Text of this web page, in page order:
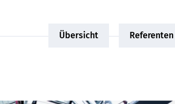
Übersicht Referenten